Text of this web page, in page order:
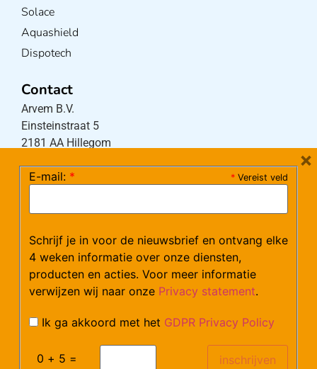
Solace
Aquashield
Dispotech
Contact
Arvem B.V.
Einsteinstraat 5
2181 AA Hillegom
(maandag – donderdag 08:30-17:15 uur / vrijdag
Mail:klantenservice@arvem.nl
Werken bij Arvem?
* Vereist veld
E-mail: *
Schrijf je in voor de nieuwsbrief en ontvang elke
4 weken informatie over onze diensten,
producten en acties. Voor meer informatie
verwijzen wij naar onze Privacy statement.
Ik ga akkoord met het GDPR Privacy Policy
0 + 5 =
×